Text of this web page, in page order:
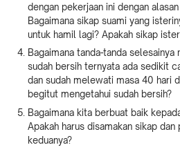
dengan pekerjaan ini dengan
Bagaimana sikap suami yang
untuk hamil lagi? Apakah sikap
Bagaimana tanda-tanda
sudah bersih ternyata ada sedikit
dan sudah melewati masa 40 hari
begitut mengetahui sudah bersih?
Bagaimana kita berbuat baik
Apakah harus disamakan sikap
keduanya?